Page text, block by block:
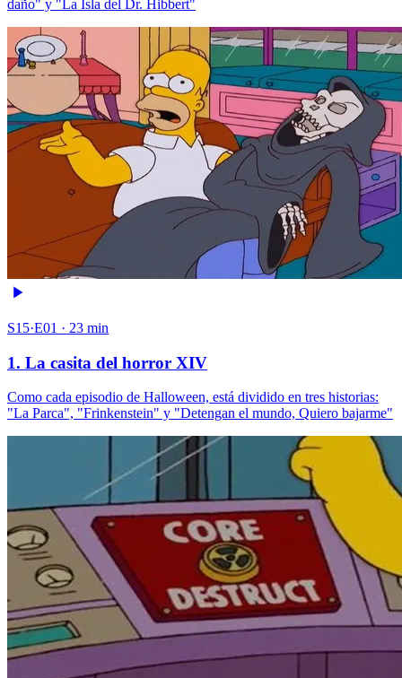
daño" y "La Isla del Dr. Hibbert"
S15·E01 · 23 min
1. La casita del horror XIV
Como cada episodio de Halloween, está dividido en tres historias:
"La Parca", "Frinkenstein" y "Detengan el mundo, Quiero bajarme"